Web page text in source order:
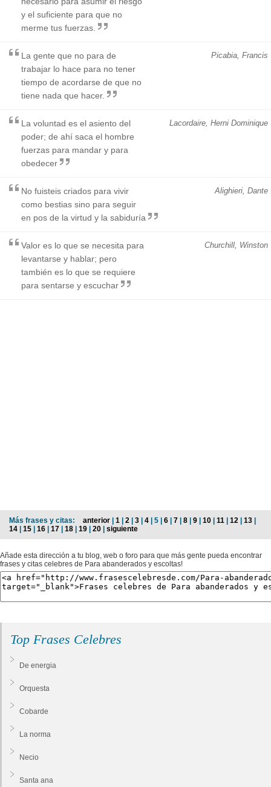
y el suficiente para que no
merme tus fuerzas.
Picabia, Francis
La gente que no para de
trabajar lo hace para no tener
tiempo de acordarse de que no
tiene nada que hacer.
Lacordaire, Herni Dominique
La voluntad es el asiento del
poder; de ahí saca el hombre
fuerzas para mandar y para
obedecer
Alighieri, Dante
No fuisteis criados para vivir
como bestias sino para seguir
en pos de la virtud y la sabiduría
Churchill, Winston
Valor es lo que se necesita para
levantarse y hablar; pero
también es lo que se requiere
para sentarse y escuchar
Más frases y citas: anterior | 1 | 2 | 3 | 4 | 5 | 6 | 7 | 8 | 9 | 10 | 11 | 12 | 13 |
14 | 15 | 16 | 17 | 18 | 19 | 20 | siguiente
Añade esta dirección a tu blog, web o foro para que más gente pueda encontrar
frases y citas celebres de Para abanderados y escoltas!
Top Frases Celebres
De energia
Orquesta
Cobarde
La norma
Necio
Santa ana